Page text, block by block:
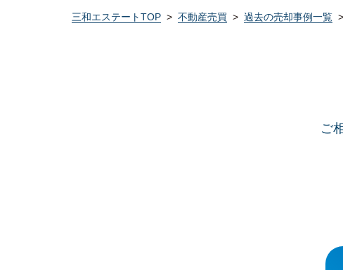
三和エステートTOP > 不動産売買 > 過去の売却事例一覧 >
ご